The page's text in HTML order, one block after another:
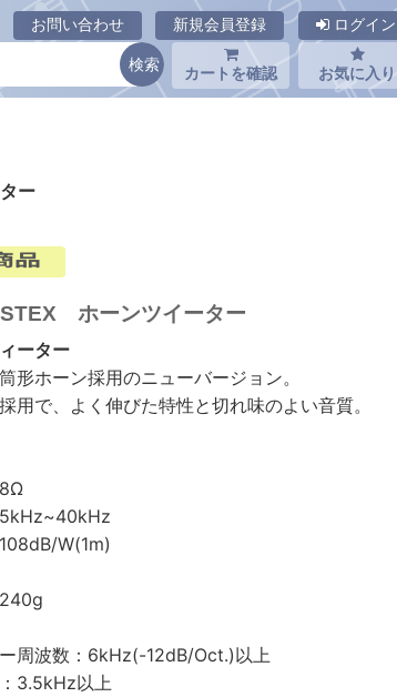
お問い合わせ 新規会員登録 ログイン
カートを確認 お気に入り
ー
ホーンツイーター
ーター
形ホーン採用のニューバージョン。
用で、よく伸びた特性と切れ味のよい音質。
W(1m)
周波数：6kHz(-12dB/Oct.)以上
3.5kHz以上